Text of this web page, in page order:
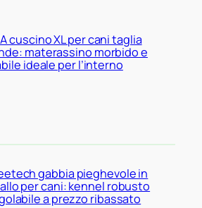
cuscino XL per cani taglia
materassino morbido e
ideale per l’interno
gabbia pieghevole in
per cani: kennel robusto
a prezzo ribassato